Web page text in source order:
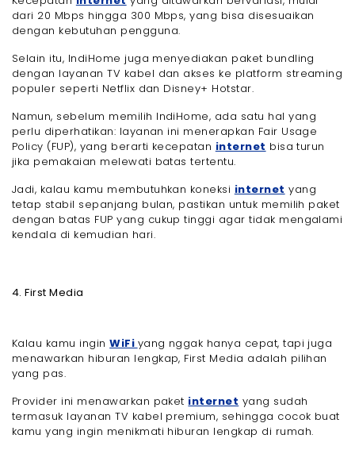
dari 20 Mbps hingga 300 Mbps, yang bisa disesuaikan
dengan kebutuhan pengguna.
Selain itu, IndiHome juga menyediakan paket bundling
dengan layanan TV kabel dan akses ke platform streaming
populer seperti Netflix dan Disney+ Hotstar.
Namun, sebelum memilih IndiHome, ada satu hal yang
perlu diperhatikan: layanan ini menerapkan Fair Usage
Policy (FUP), yang berarti kecepatan internet bisa turun
jika pemakaian melewati batas tertentu.
Jadi, kalau kamu membutuhkan koneksi internet yang
tetap stabil sepanjang bulan, pastikan untuk memilih paket
dengan batas FUP yang cukup tinggi agar tidak mengalami
kendala di kemudian hari.
4. First Media
Kalau kamu inginWiFi yang nggak hanya cepat, tapi juga
menawarkan hiburan lengkap, First Media adalah pilihan
yang pas.
Provider ini menawarkan paket internet yang sudah
termasuk layanan TV kabel premium, sehingga cocok buat
kamu yang ingin menikmati hiburan lengkap di rumah.